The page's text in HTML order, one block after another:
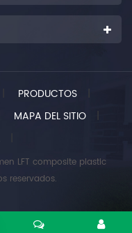
PRODUCTOS
MAPA DEL SITIO
|
LFT composite plastic
reservados.